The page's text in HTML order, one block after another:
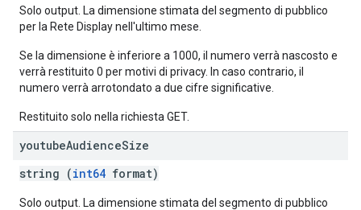
Solo output. La dimensione stimata del segmento di pubblico
per la Rete Display nell'ultimo mese.
Se la dimensione è inferiore a 1000, il numero verrà nascosto e
verrà restituito 0 per motivi di privacy. In caso contrario, il
numero verrà arrotondato a due cifre significative.
Restituito solo nella richiesta GET.
youtubeAudienceSize
string (int64 format)
Solo output. La dimensione stimata del segmento di pubblico